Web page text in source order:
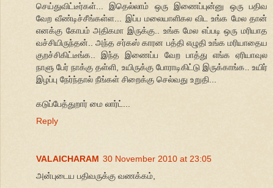
செய்துவிட்டீர்கள்... இதெல்லாம் ஒரு இணைப்புன்னு ஒரு பதிவ
வேற வீண்டிச்சீங்கள்ள... இப்ப மலையாளிகல விட உங்க மேல தான்
எனக்கு கோபம் அதிகமா இருக்கு.. உங்க மேல எப்படி ஒரு மரியாத
வச்சியிருந்தன்.. அந்த சர்கஸ் காரன பத்தி எழுதி உங்க மரியாதைய
குறச்சிகிட்டீங்க.. இந்த இணைப்ப வேற பாத்து எங்க ஏரியாவுல
நாளு பேர் நாக்கு தள்ளி, உயிருக்கு போராடிகிட்டு இருக்காங்க.. உயிர்
இழப்பு நேர்ந்தால் நீங்கள் சிறைக்கு செல்வது உறுதி...
கடுப்பேத்துறார் மை லார்ட்...
Reply
VALAICHARAM 30 November 2010 at 23:05
அன்புடைய பதிவருக்கு வணக்கம்,